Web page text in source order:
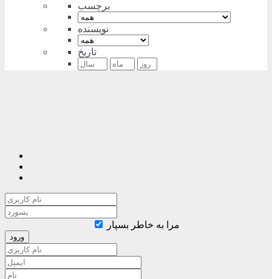
برچسب
نویسنده
تاریخ
مرا به خاطر بسپار